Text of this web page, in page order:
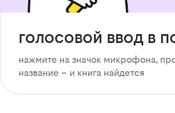
голосовой ввод в
нажмите на значок микрофона,
название – и книга найдется